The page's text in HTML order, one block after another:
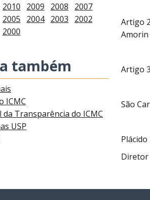
2010 2009 2008
2007
2005 2004 2003
2002
2000
também
ICMC
da Transparência do ICMC
USP
Artigo
Artigo
São
Diretor